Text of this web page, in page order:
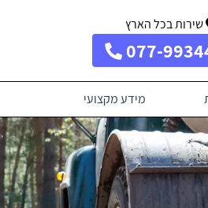
שירות בכל הארץ
077-
מידע מקצועי